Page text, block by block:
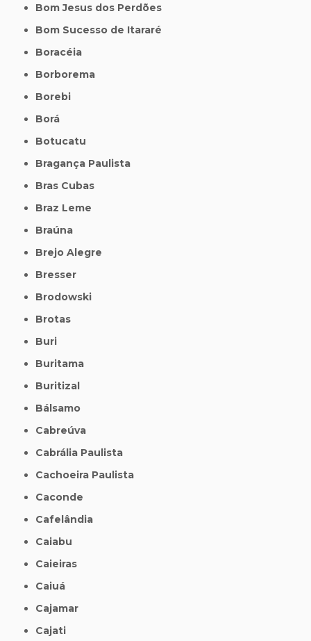
Bom Jesus dos Perdões
Bom Sucesso de Itararé
Boracéia
Borborema
Borebi
Borá
Botucatu
Bragança Paulista
Bras Cubas
Braz Leme
Braúna
Brejo Alegre
Bresser
Brodowski
Brotas
Buri
Buritama
Buritizal
Bálsamo
Cabreúva
Cabrália Paulista
Cachoeira Paulista
Caconde
Cafelândia
Caiabu
Caieiras
Caiuá
Cajamar
Cajati